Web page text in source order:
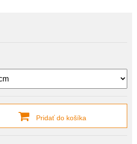
Pridať do košíka